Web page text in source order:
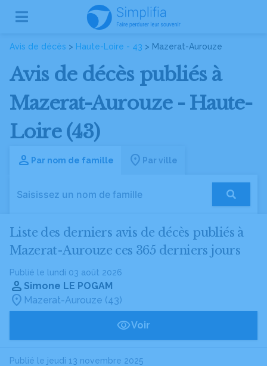
Avis de décès > Haute-Loire - 43 > Mazerat-Aurouze
Avis de décès publiés à
Mazerat-Aurouze - Haute-
Loire (43)
Par nom de famille Par ville
Liste des derniers avis de décès publiés à
Mazerat-Aurouze ces 365 derniers jours
Publié le lundi 03 août 2026
Simone LE POGAM
Mazerat-Aurouze (43)
Voir
Publié le jeudi 13 novembre 2025